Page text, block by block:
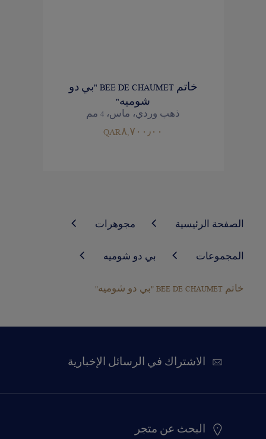
خاتم BEE DE CHAUMET "بي دو
شوميه"
ذهب وردي، ماس، 4 مم
QAR٨,٧٠٠٫٠٠
الصفحة الرئيسية مجوهرات
المجموعات بي دو شوميه
خاتم BEE DE CHAUMET "بي دو شوميه"
الاشتراك في الرسائل الإخبارية
البحث عن متجر